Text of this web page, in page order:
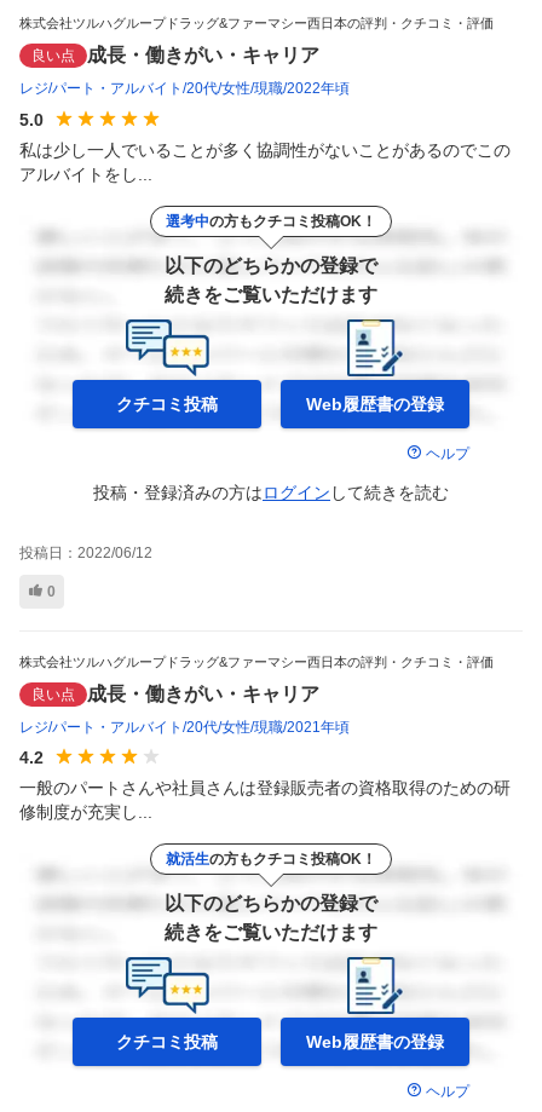
株式会社ツルハグループドラッグ&ファーマシー西日本の評判・クチコミ・評価
良い点 成長・働きがい・キャリア
レジ パート・アルバイト 20代 女性 現職 2022年頃
5.0
私は少し一人でいることが多く協調性がないことがあるのでこの
アルバイトをし...
選考中の方もクチコミ投稿OK！
以下のどちらかの登録で
続きをご覧いただけます
クチコミ投稿 Web履歴書の登録
ヘルプ
投稿・登録済みの方はログイン して続きを読む
投稿日： 2022/06/12
0
株式会社ツルハグループドラッグ&ファーマシー西日本の評判・クチコミ・評価
良い点 成長・働きがい・キャリア
レジ パート・アルバイト 20代 女性 現職 2021年頃
4.2
一般のパートさんや社員さんは登録販売者の資格取得のための研
修制度が充実し...
就活生の方もクチコミ投稿OK！
以下のどちらかの登録で
続きをご覧いただけます
クチコミ投稿 Web履歴書の登録
ヘルプ